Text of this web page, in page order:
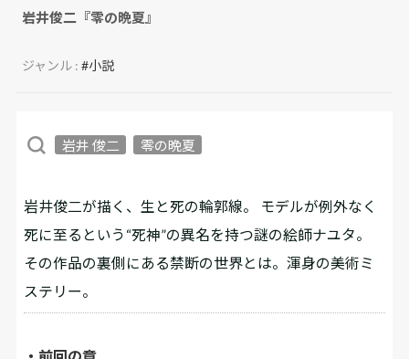
岩井俊二『零の晩夏』
ジャンル :#小説
岩井 俊二 零の晩夏
岩井俊二が描く、生と死の輪郭線。 モデルが例外なく
死に至るという“死神”の異名を持つ謎の絵師ナユタ。
その作品の裏側にある禁断の世界とは。渾身の美術ミ
ステリー。